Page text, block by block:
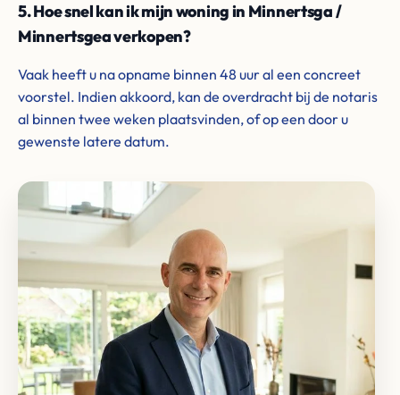
5. Hoe snel kan ik mijn woning in Minnertsga /
Minnertsgea verkopen?
Vaak heeft u na opname binnen 48 uur al een concreet
voorstel. Indien akkoord, kan de overdracht bij de notaris
al binnen twee weken plaatsvinden, of op een door u
gewenste latere datum.